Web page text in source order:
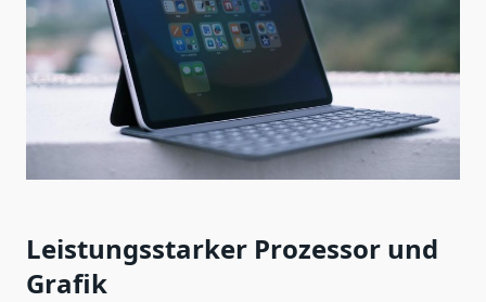
Leistungsstarker Prozessor und
Grafik